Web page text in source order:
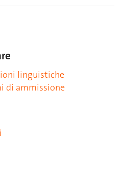
linguistiche
di ammissione